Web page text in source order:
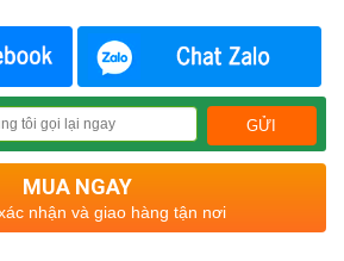
MUA NGAY
nhận và giao hàng tận nơi